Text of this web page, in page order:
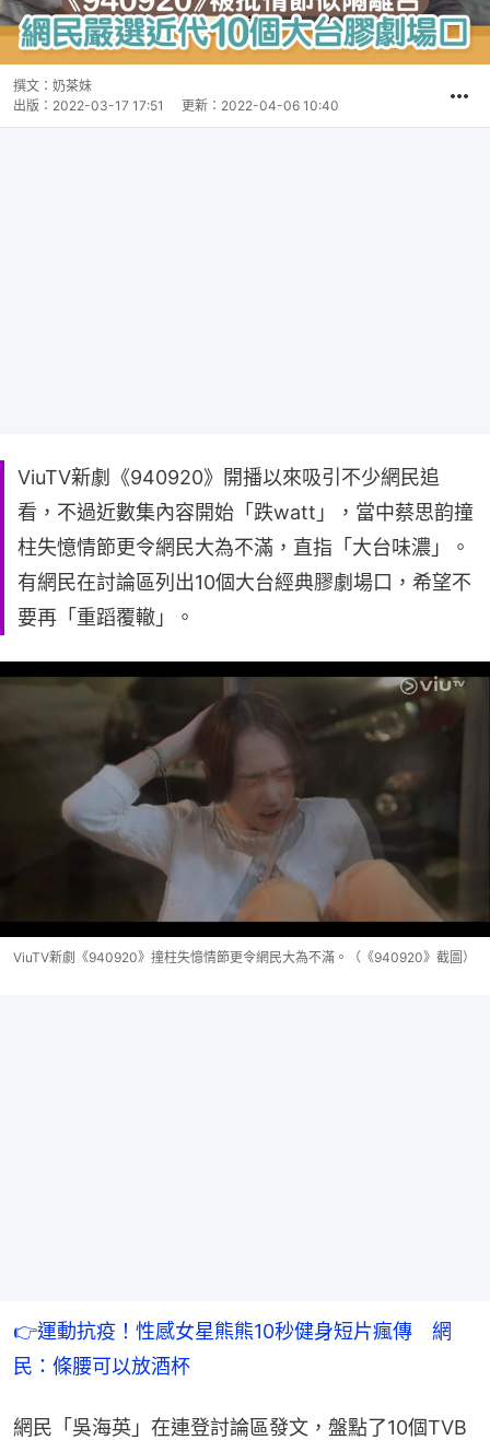
撰文： 奶茶妹
出版： 2022-03-17 17:51 更新： 2022-04-06 10:40
ViuTV新劇《940920》開播以來吸引不少網民追
看，不過近數集內容開始「跌watt」，當中蔡思韵撞
柱失憶情節更令網民大為不滿，直指「大台味濃」。
有網民在討論區列出10個大台經典膠劇場口，希望不
要再「重蹈覆轍」。
ViuTV新劇《940920》撞柱失憶情節更令網民大為不滿。（《940920》截圖）
👉運動抗疫！性感女星熊熊10秒健身短片瘋傳　網
民：條腰可以放酒杯
網民「吳海英」在連登討論區發文，盤點了10個TVB